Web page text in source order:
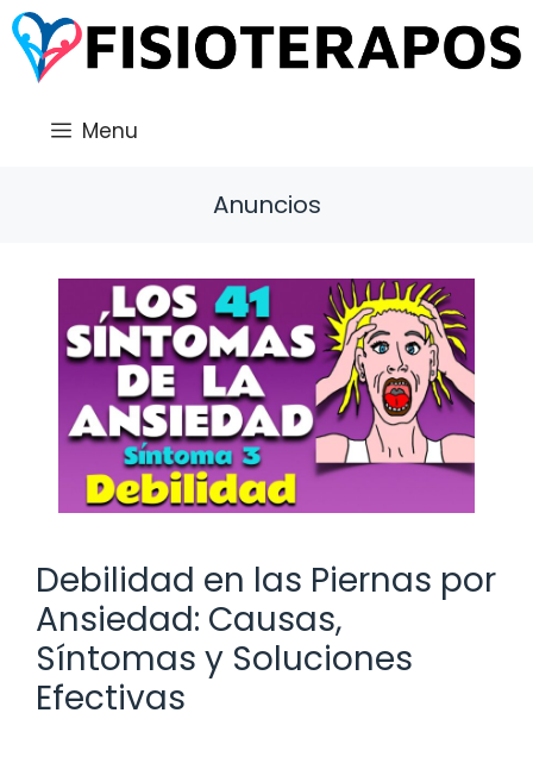
Saltar
al
contenido
Menu
Anuncios
Debilidad en las Piernas por
Ansiedad: Causas,
Síntomas y Soluciones
Efectivas